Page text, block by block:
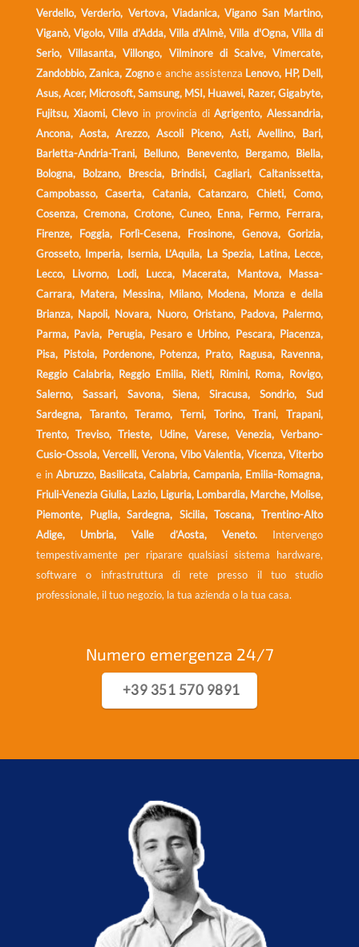
Verdello, Verderio, Vertova, Viadanica, Vigano San Martino,
Viganò, Vigolo, Villa d'Adda, Villa d'Almè, Villa d'Ogna, Villa di
Serio, Villasanta, Villongo, Vilminore di Scalve, Vimercate,
Zandobbio, Zanica, Zognoe anche assistenza Lenovo, HP, Dell,
Asus, Acer, Microsoft, Samsung, MSI, Huawei, Razer, Gigabyte,
Fujitsu, Xiaomi, Clevoin provincia diAgrigento, Alessandria,
Ancona, Aosta, Arezzo, Ascoli Piceno, Asti, Avellino, Bari,
Barletta-Andria-Trani, Belluno, Benevento, Bergamo, Biella,
Bologna, Bolzano, Brescia, Brindisi, Cagliari, Caltanissetta,
Campobasso, Caserta, Catania, Catanzaro, Chieti, Como,
Cosenza, Cremona, Crotone, Cuneo, Enna, Fermo, Ferrara,
Firenze, Foggia, Forlì-Cesena, Frosinone, Genova, Gorizia,
Grosseto, Imperia, Isernia, L’Aquila, La Spezia, Latina, Lecce,
Lecco, Livorno, Lodi, Lucca, Macerata, Mantova, Massa-
Carrara, Matera, Messina, Milano, Modena, Monza e della
Brianza, Napoli, Novara, Nuoro, Oristano, Padova, Palermo,
Parma, Pavia, Perugia, Pesaro e Urbino, Pescara, Piacenza,
Pisa, Pistoia, Pordenone, Potenza, Prato, Ragusa, Ravenna,
Reggio Calabria, Reggio Emilia, Rieti, Rimini, Roma, Rovigo,
Salerno, Sassari, Savona, Siena, Siracusa, Sondrio, Sud
Sardegna, Taranto, Teramo, Terni, Torino, Trani, Trapani,
Trento, Treviso, Trieste, Udine, Varese, Venezia, Verbano-
Cusio-Ossola, Vercelli, Verona, Vibo Valentia, Vicenza, Viterbo
e in Abruzzo, Basilicata, Calabria, Campania, Emilia-Romagna,
Friuli-Venezia Giulia, Lazio, Liguria, Lombardia, Marche, Molise,
Piemonte, Puglia, Sardegna, Sicilia, Toscana, Trentino-Alto
Adige, Umbria, Valle d’Aosta, Veneto. Intervengo
tempestivamente per riparare qualsiasi sistema hardware,
software o infrastruttura di rete presso il tuo studio
professionale, il tuo negozio, la tua azienda o la tua casa.
Numero emergenza 24/7
+39 351 570 9891